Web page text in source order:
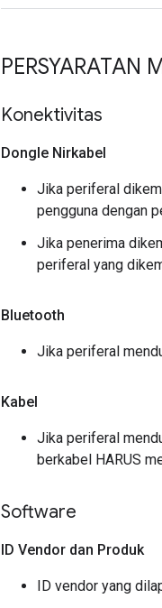
PERSYARATAN
Konektivitas
Dongle Nirkabel
Jika periferal
pengguna dengan
Jika penerima
periferal yang
Bluetooth
Jika periferal
Kabel
Jika periferal
berkabel HARUS
Software
ID Vendor dan Produk
ID vendor yang